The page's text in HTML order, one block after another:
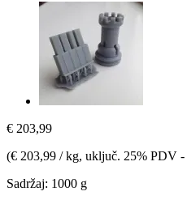
€ 203,99
(€ 203,99 / kg, uključ. 25% PDV -
Sadržaj: 1000 g